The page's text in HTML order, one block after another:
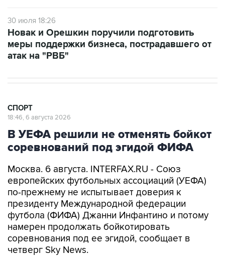
30 июля 18:26
Новак и Орешкин поручили подготовить
меры поддержки бизнеса, пострадавшего от
атак на "РВБ"
СПОРТ
18:46, 6 августа 2026
В УЕФА решили не отменять бойкот
соревнований под эгидой ФИФА
Москва. 6 августа. INTERFAX.RU - Союз
европейских футбольных ассоциаций (УЕФА)
по-прежнему не испытывает доверия к
президенту Международной федерации
футбола (ФИФА) Джанни Инфантино и потому
намерен продолжать бойкотировать
соревнования под ее эгидой, сообщает в
четверг Sky News.